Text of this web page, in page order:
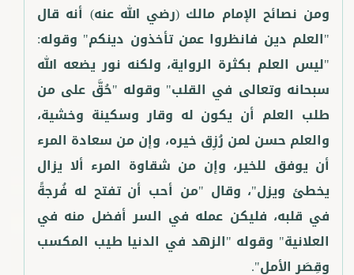
ومن نصائح الإمام مالك (رضي الله عنه) أنه قال
"العلم دين فانظروا عمن تأخذون دينكم" وقوله:
"ليس العلم بكثرة الرواية، ولكنه نور يضعه الله
سبحانه وتعالى في القلب" وقوله "حُقَّ على من
طلب العلم أن يكون له وقار وسكينة وخشية،
والعلم حسن لمن رُزِق خيره، وإن من سعادة المرء
أن يوفق للخير، وإن من شقاوة المرء ألا يزال
يخطئ ويزل"، وقال "من أحب أن تفتح له فُرجةً
في قلبه، فليكن عمله في السر أفضل منه في
العلانية" وقوله "الزهد في الدنيا طيب المكسب